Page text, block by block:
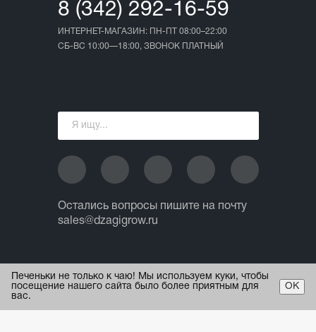
8 (342) 292-16-59
ИНТЕРНЕТ-МАГАЗИН: ПН-ПТ 08:00–22:00
СБ-ВС 10:00—18:00, ЗВОНОК ПЛАТНЫЙ
Остались вопросы пишите на почту
sales@dzagigrow.ru
© 2013 - 2026 ИП Ежов А.А.
Все права защищены.
Печеньки не только к чаю! Мы используем куки, чтобы
посещение нашего сайта было более приятным для
вас.
ОК